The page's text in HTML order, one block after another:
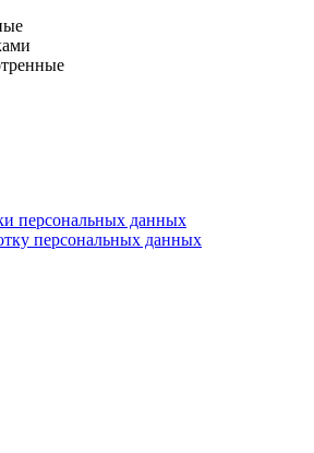
персональных данных
персональных данных